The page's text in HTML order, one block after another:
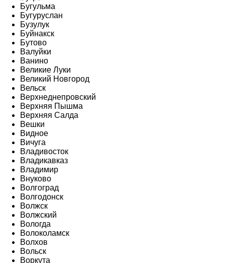
Бугульма
Бугуруслан
Бузулук
Буйнакск
Бутово
Валуйки
Ванино
Великие Луки
Великий Новгород
Вельск
Верхнеднепровский
Верхняя Пышма
Верхняя Салда
Вешки
Видное
Вичуга
Владивосток
Владикавказ
Владимир
Внуково
Волгоград
Волгодонск
Волжск
Волжский
Вологда
Волоколамск
Волхов
Вольск
Воркута